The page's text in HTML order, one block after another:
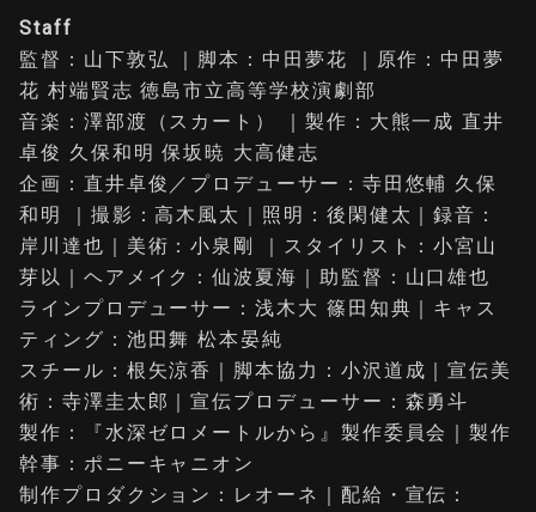
Staff
監督：山下敦弘 ｜脚本：中田夢花 ｜原作：中田夢
花 村端賢志 徳島市立高等学校演劇部
音楽：澤部渡（スカート） ｜製作：大熊一成 直井
卓俊 久保和明 保坂暁 大高健志
企画：直井卓俊／プロデューサー：寺田悠輔 久保
和明 ｜撮影：高木風太｜照明：後閑健太｜録音：
岸川達也｜美術：小泉剛 ｜スタイリスト：小宮山
芽以｜ヘアメイク：仙波夏海｜助監督：山口雄也
ラインプロデューサー：浅木大 篠田知典｜キャス
ティング：池田舞 松本晏純
スチール：根矢涼香｜脚本協力：小沢道成｜宣伝美
術：寺澤圭太郎｜宣伝プロデューサー：森勇斗
製作：『水深ゼロメートルから』製作委員会｜製作
幹事：ポニーキャニオン
制作プロダクション：レオーネ｜配給・宣伝：